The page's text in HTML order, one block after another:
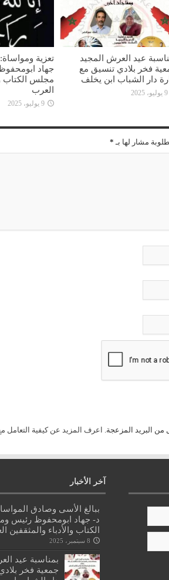
عيد العرش المجيد
فخر بلادي تنسيق مع
دار الشباب ابن يخلف
9 يوليو، 2025
تعزية
جهاد
مجلس الكتاب
العرب
9 يوليو، 2025
مشار لها بـ *
من البريد المزعجة. اعرف المزيد عن كيفية التعامل
آخر الأخبار
ببالغ الأسى وصادق
د- جهاد ابومحفوظ
الكتاب والأدباء والمثقفين
8 سبتمبر، 2025
بمناسبة عيد
جمعية فخر